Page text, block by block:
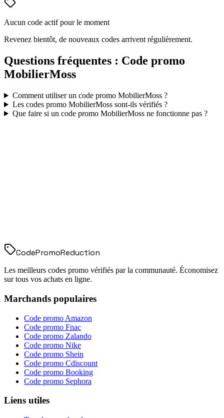
Aucun code actif pour le moment
Revenez bientôt, de nouveaux codes arrivent régulièrement.
Questions fréquentes : Code promo
MobilierMoss
Comment utiliser un code promo MobilierMoss?
Les codes promo MobilierMosssont-ils vérifiés ?
Que faire si un code promo MobilierMossne fonctionne pas ?
CodePromoReduction
Les meilleurs codes promo vérifiés par la communauté. Économisez
sur tous vos achats en ligne.
Marchands populaires
Code promo Amazon
Code promo Fnac
Code promo Zalando
Code promo Nike
Code promo Shein
Code promo Cdiscount
Code promo Booking
Code promo Sephora
Liens utiles